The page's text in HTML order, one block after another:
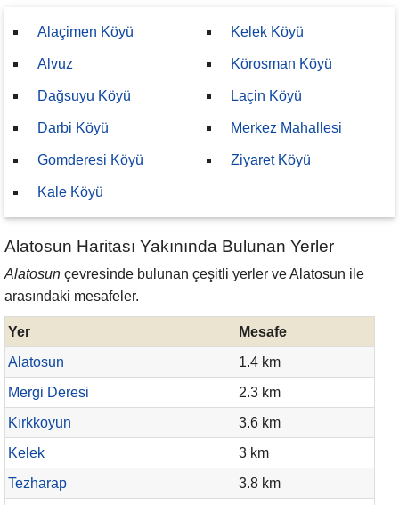
Alaçimen Köyü
Alvuz
Dağsuyu Köyü
Darbi Köyü
Gomderesi Köyü
Kale Köyü
Kelek Köyü
Körosman Köyü
Laçin Köyü
Merkez Mahallesi
Ziyaret Köyü
Alatosun Haritası Yakınında Bulunan Yerler
Alatosun çevresinde bulunan çeşitli yerler ve Alatosun ile
arasındaki mesafeler.
Yer
Mesafe
Alatosun
1.4 km
Mergi Deresi
2.3 km
Kırkkoyun
3.6 km
Kelek
3 km
Tezharap
3.8 km